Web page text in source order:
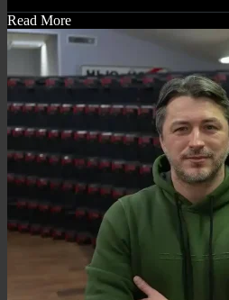
Read More